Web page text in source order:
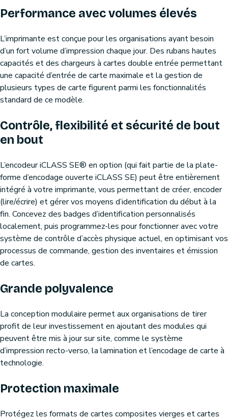
Performance avec volumes élevés
L’imprimante est conçue pour les organisations ayant besoin
d’un fort volume d’impression chaque jour. Des rubans hautes
capacités et des chargeurs à cartes double entrée permettant
une capacité d’entrée de carte maximale et la gestion de
plusieurs types de carte figurent parmi les fonctionnalités
standard de ce modèle.
Contrôle, flexibilité et sécurité de bout
en bout
L’encodeur iCLASS SE® en option (qui fait partie de la plate-
forme d’encodage ouverte iCLASS SE) peut être entièrement
intégré à votre imprimante, vous permettant de créer, encoder
(lire/écrire) et gérer vos moyens d’identification du début à la
fin. Concevez des badges d’identification personnalisés
localement, puis programmez-les pour fonctionner avec votre
système de contrôle d’accès physique actuel, en optimisant vos
processus de commande, gestion des inventaires et émission
de cartes.
Grande polyvalence
La conception modulaire permet aux organisations de tirer
profit de leur investissement en ajoutant des modules qui
peuvent être mis à jour sur site, comme le système
d’impression recto-verso, la lamination et l’encodage de carte à
technologie.
Protection maximale
Protégez les formats de cartes composites vierges et cartes